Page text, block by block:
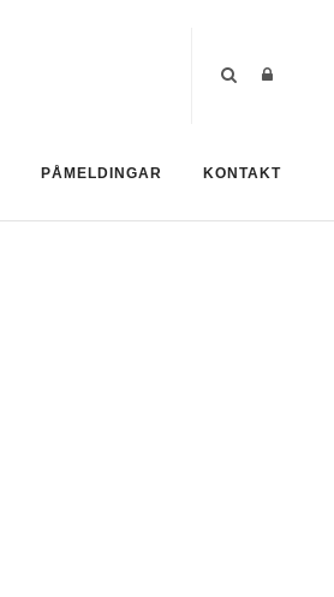
PÅMELDINGAR KONTAKT